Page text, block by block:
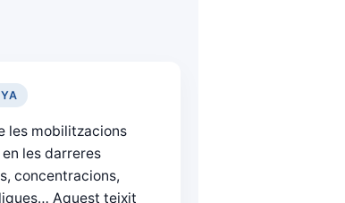
les mobilitzacions
les darreres
concentracions,
Aquest teixit